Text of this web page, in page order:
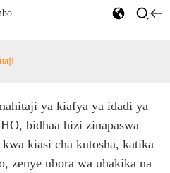
ya kiafya ya idadi ya
bidhaa hizi zinapaswa
kiasi cha kutosha, katika
zenye ubora wa uhakika na